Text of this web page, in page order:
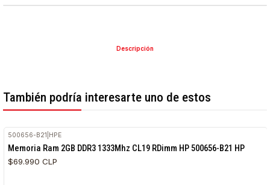
Descripción
También podría interesarte uno de estos
500656-B21 HPE
Memoria Ram 2GB DDR3 1333Mhz CL19 RDimm HP 500656-B21 HP
$69.990 CLP